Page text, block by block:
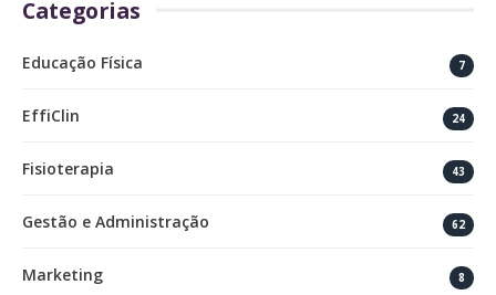
Categorias
Educação Física 7
EffiClin 24
Fisioterapia 43
Gestão e Administração 62
Marketing 8